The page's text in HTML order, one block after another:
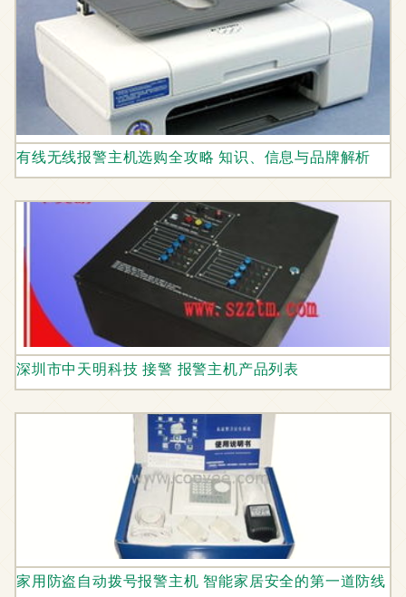
有线无线报警主机选购全攻略 知识、信息与品牌解析
深圳市中天明科技 接警 报警主机产品列表
家用防盗自动拨号报警主机 智能家居安全的第一道防线